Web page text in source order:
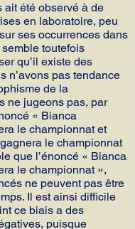
ait été observé à de
en laboratoire, peu
ses occurrences dans
toutefois
qu’il existe des
n’avons pas tendance
de la
ne jugeons pas, par
« Bianca
le championnat et
le championnat
que l’énoncé « Bianca
le championnat »,
ne peuvent pas être
Il est ainsi difficile
ce biais a des
puisque